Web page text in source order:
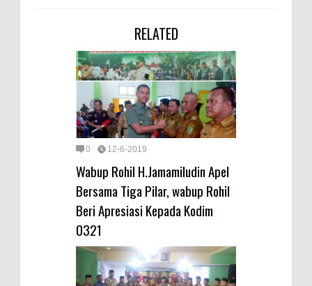
RELATED
0 12-6-2019
Wabup Rohil H.Jamamiludin Apel
Bersama Tiga Pilar, wabup Rohil
Beri Apresiasi Kepada Kodim
0321